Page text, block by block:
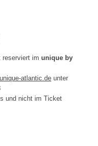
reserviert im unique by
atlantic.de unter
und nicht im Ticket